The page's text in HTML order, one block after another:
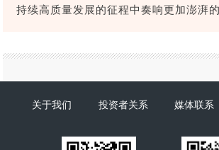
持续高质量发展的征程中奏响更加澎湃
关于我们 投资者关系 媒体联系